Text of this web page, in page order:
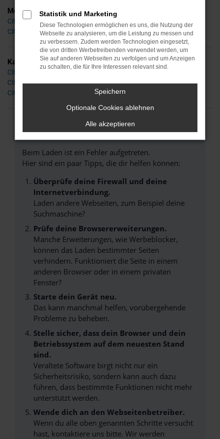
Modelle
Citroen Berlingo Ingolstadt
Citroen C3 Ingolstadt
Kategorie
Citroen Tageszulassung Ingolstadt
Citroen Neuwagen Ingolstadt
Citroen Gebrauchtwagen Ingolstadt
FEHLER: NETWORK ERROR
Beim Laden ist ein Fehler aufgetreten.
Hier sind ein paar Tipps, die dir helfen können:
Überprüfe deine Firewall und deine
Internetverbindung.
Laden andere Webseiten, zum Beispiel deine
Suchmaschine?
Prüfe deine Browsererweiterungen.
Manche Erweiterungen, wie Werbeblocker,
können das Laden bestimmter Seiten
verhindern. Funktioniert die Seite in einem
anderen Browser oder in einem privaten
Fenster?
Starte dein Gerät neu.
Das kann manchmal helfen, vorübergehende
Probleme zu beheben.
Stelle sicher, dass dein Browser und dein
Betriebssystem auf dem neuesten Stand
sind.
Veraltete Software birgt nicht nur ein
Sicherheitsrisiko, sondern kann auch dazu
führen, dass bestimmte Funktionen nicht mehr
unterstützt werden.
Wende dich an den Webseitenbetreiber.
Wenn du alle oben genannten Schritte versucht
hast, kontaktiere uns bitte. Wir werden
Statistik und Marketing
Diese Technologien ermöglichen es uns, die Nutzung der
Webseite zu analysieren, um die Leistung zu messen und
zu verbessern. Zudem werden Technologien eingesetzt,
die von dritten Werbetreibenden verwendet werden, um
Sie auf anderen Webseiten zu verfolgen und um Anzeigen
zu schalten, die für Ihre Interessen relevant sind.
Speichern
Optionale Cookies ablehnen
Alle akzeptieren